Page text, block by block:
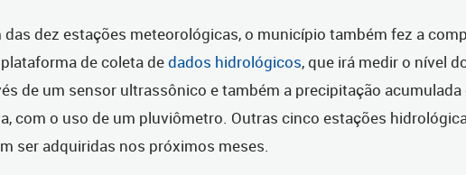
das dez estações meteorológicas, o município também fez a
de coleta dedados hidrológicos, que irá medir o nível
de um sensor ultrassônico e também a precipitação acumulada
com o uso de um pluviômetro. Outras cinco estações
ser adquiridas nos próximos meses.